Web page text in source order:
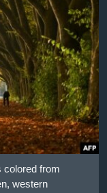
colored from
western